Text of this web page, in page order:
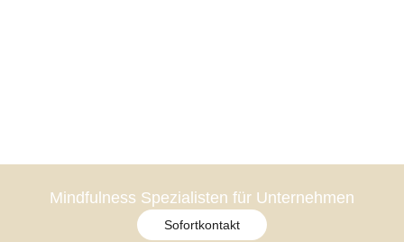
Mindfulness Spezialisten für Unternehmen
Sofortkontakt